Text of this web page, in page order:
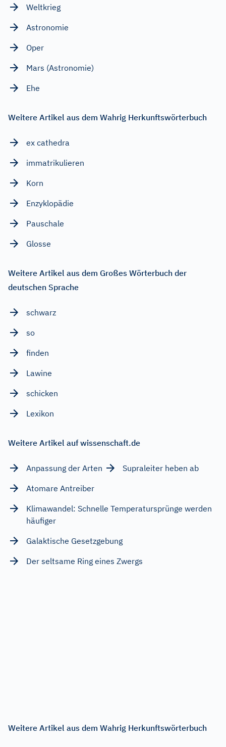
Weltkrieg
Astronomie
Oper
Mars (Astronomie)
Ehe
Weitere Artikel aus dem Wahrig Herkunftswörterbuch
ex cathedra
immatrikulieren
Korn
Enzyklopädie
Pauschale
Glosse
Weitere Artikel aus dem Großes Wörterbuch der
deutschen Sprache
schwarz
so
finden
Lawine
schicken
Lexikon
Weitere Artikel auf wissenschaft.de
Anpassung der Arten
Supraleiter heben ab
Atomare Antreiber
Klimawandel: Schnelle Temperatursprünge werden
häufiger
Galaktische Gesetzgebung
Der seltsame Ring eines Zwergs
Weitere Artikel aus dem Wahrig Herkunftswörterbuch